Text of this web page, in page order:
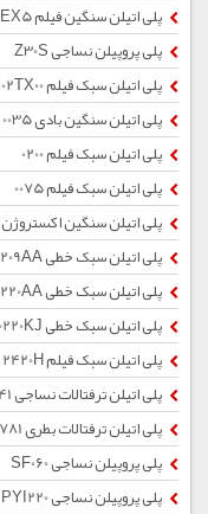
پلی اتیلن سنگین فیلم EX5
پلی پروپیلن نساجی Z30S
پلی اتیلن سبک فیلم 2102TX00
پلی اتیلن سنگین بادی 0035
پلی اتیلن سبک فیلم 0200
پلی اتیلن سبک فیلم 0075
پلی اتیلن سنگین اکستروژن EX3
پلی اتیلن سبک خطی 0209AA
پلی اتیلن سبک خطی 0220AA
پلی اتیلن سبک خطی 0220KJ
پلی اتیلن سبک فیلم 2420H
پلی اتیلن ترفتالات نساجی TG641
پلی اتیلن ترفتالات بطری BG781
پلی پروپیلن نساجی SF060
پلی پروپیلن نساجی PYI220